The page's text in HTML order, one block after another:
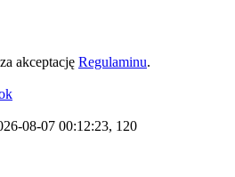
akceptację Regulaminu.
08-07 00:12:23, 120